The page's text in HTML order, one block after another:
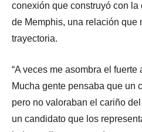
conexión que construyó con
de Memphis, una relación que
trayectoria.
“A veces me asombra el
Mucha gente pensaba que un
pero no valoraban el cariño
un candidato que los